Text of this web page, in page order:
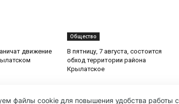
движение
Общество
В пятницу, 7 августа, состоится
обход территории района
Крылатское
файлы cookie для повышения удобства работы с